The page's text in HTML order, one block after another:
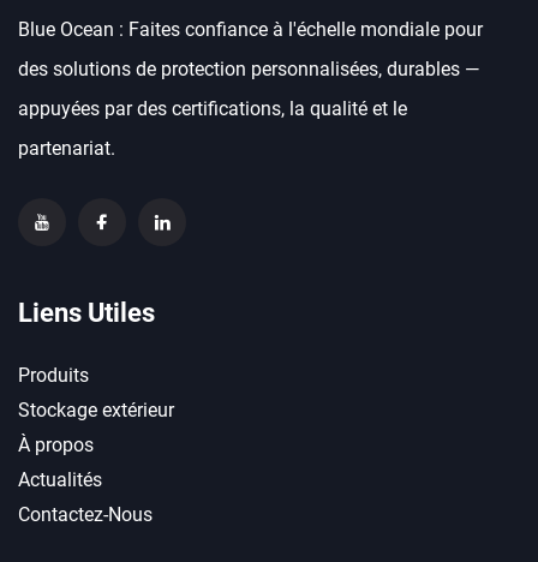
Blue Ocean : Faites confiance à l'échelle mondiale pour
des solutions de protection personnalisées, durables —
appuyées par des certifications, la qualité et le
partenariat.
Liens Utiles
Produits
Stockage extérieur
À propos
Actualités
Contactez-Nous